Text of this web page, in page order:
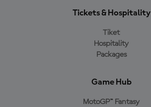
Tickets & Hospitality
Tiket
Hospitality
Packages
Game Hub
MotoGP™ Fantasy